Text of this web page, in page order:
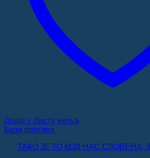
Додај у Листу жеља
Брзи преглед
ТАКО ЈЕ ТО КОД НАС СЛОВЕНА,